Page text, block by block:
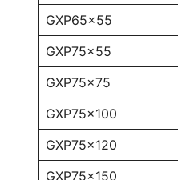
GXP65×55
GXP75×55
GXP75×75
GXP75×100
GXP75×120
GXP75×150